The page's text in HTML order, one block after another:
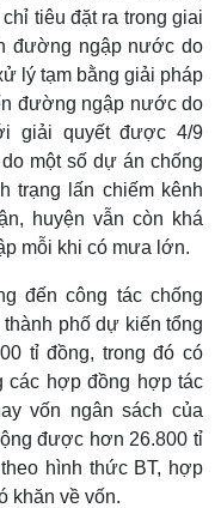
tiêu đặt ra trong giai
đường ngập nước do
lý tạm bằng giải pháp
đường ngập nước do
giải quyết được 4/9
một số dự án chống
trạng lấn chiếm kênh
huyện vẫn còn khá
mỗi khi có mưa lớn.
đến công tác chống
phố dự kiến tổng
tỉ đồng, trong đó có
các hợp đồng hợp tác
vốn ngân sách của
được hơn 26.800 tỉ
hình thức BT, hợp
khăn về vốn.